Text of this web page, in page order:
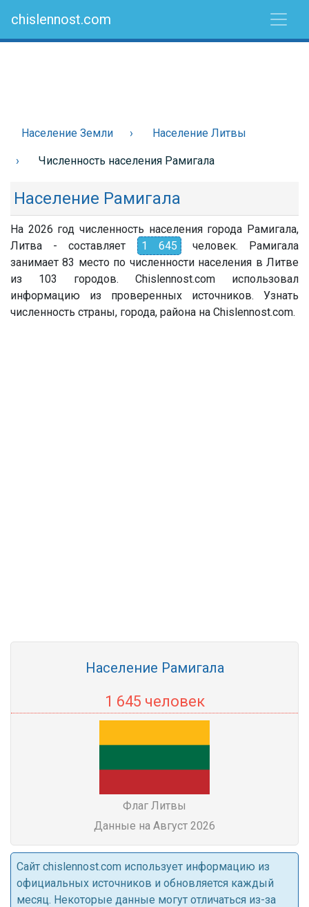
chislennost.com
Население Земли Население Литвы
Численность населения Рамигала
Население Рамигала
На 2026 год численность населения города Рамигала,
Литва - составляет
1 645 человек. Рамигала
занимает 83 место по численности населения в Литве
из 103 городов. Chislennost.com использовал
информацию из проверенных источников. Узнать
численность страны, города, района на Chislennost.com.
Население Рамигала
1 645 человек
Флаг Литвы
Данные на Август 2026
Cайт chislennost.com использует информацию из
официальных источников и обновляется каждый
месяц. Некоторые данные могут отличаться из-за